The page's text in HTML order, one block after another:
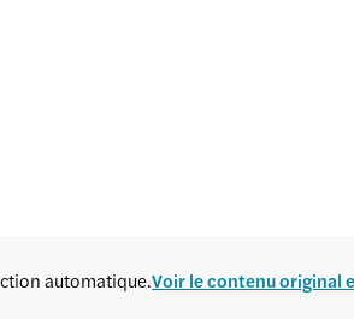
automatique.Voir le contenu original